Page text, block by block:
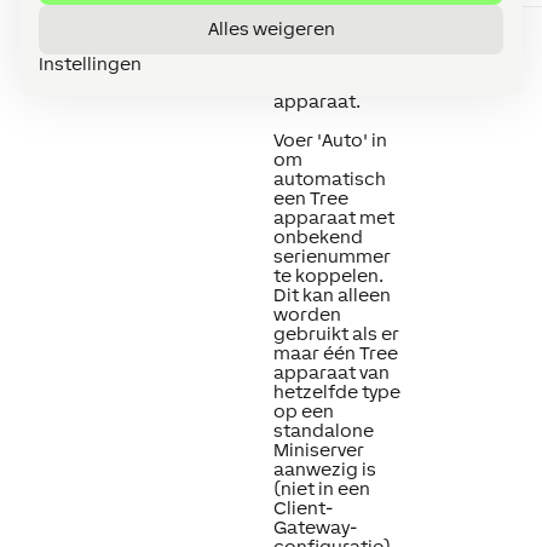
Alles weigeren
Instellingen
Specificeert
het
apparaat.
Voer 'Auto' in
om
automatisch
een Tree
apparaat met
onbekend
serienummer
te koppelen.
Dit kan alleen
worden
gebruikt als er
maar één Tree
apparaat van
hetzelfde type
op een
standalone
Miniserver
aanwezig is
(niet in een
Client-
Gateway-